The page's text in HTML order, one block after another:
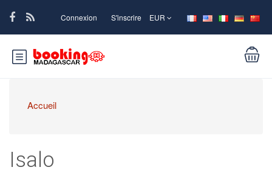
Connexion S'inscrire EUR
Accueil
Isalo